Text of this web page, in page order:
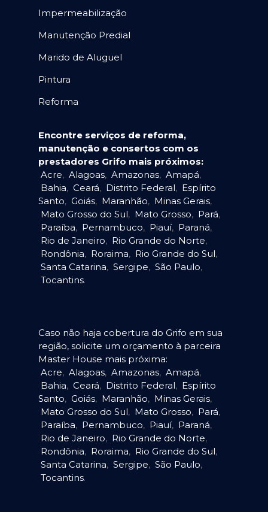
Impermeabilização
Manutenção Predial
Marido de Aluguel
Pintura
Reforma
Encontre serviços de reforma,
manutenção e consertos com os
prestadores Grifo mais próximos:
Acre, Alagoas, Amazonas, Amapá,
Bahia, Ceará, Distrito Federal, Espírito
Santo, Goiás, Maranhão, Minas Gerais,
Mato Grosso do Sul, Mato Grosso, Pará,
Paraíba, Pernambuco, Piauí, Paraná,
Rio de Janeiro, Rio Grande do Norte,
Rondônia, Roraima, Rio Grande do Sul,
Santa Catarina, Sergipe, São Paulo,
Tocantins.
Caso não haja cobertura do Grifo em sua
região, solicite um orçamento à parceira
Master House mais próxima:
Acre, Alagoas, Amazonas, Amapá,
Bahia, Ceará, Distrito Federal, Espírito
Santo, Goiás, Maranhão, Minas Gerais,
Mato Grosso do Sul, Mato Grosso, Pará,
Paraíba, Pernambuco, Piauí, Paraná,
Rio de Janeiro, Rio Grande do Norte,
Rondônia, Roraima, Rio Grande do Sul,
Santa Catarina, Sergipe, São Paulo,
Tocantins.